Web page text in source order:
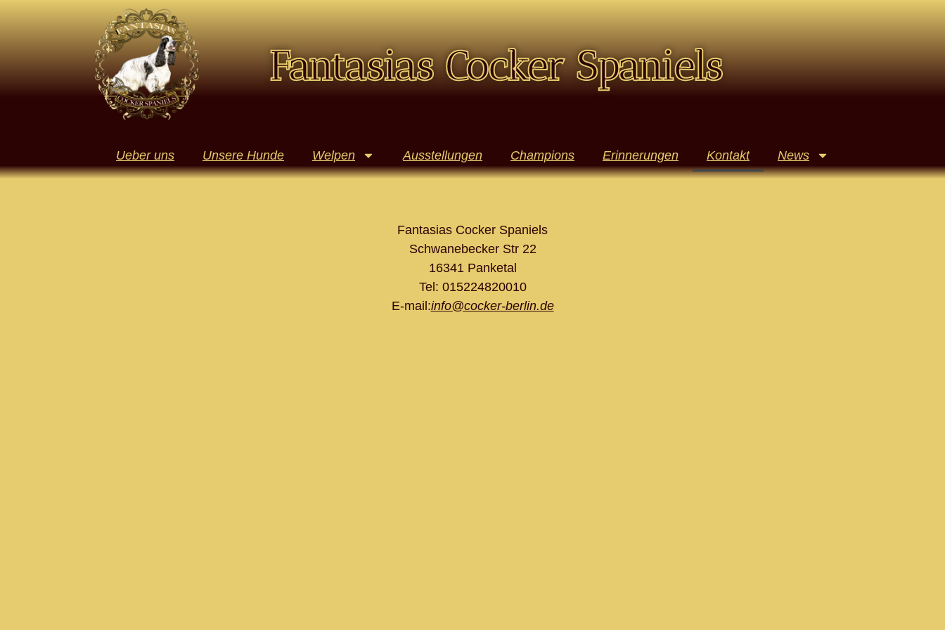
Fantasias Cocker Spaniels
Ueber uns Unsere Hunde Welpen Ausstellungen Champions Erinnerungen Kontakt News
Fantasias Cocker Spaniels
Schwanebecker Str 22
16341 Panketal
Tel: 015224820010
E-mail:info@cocker-berlin.de